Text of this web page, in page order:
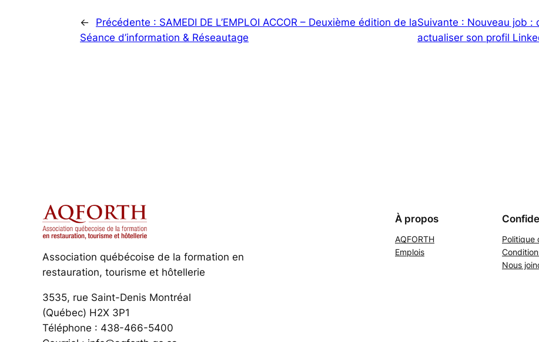
← Précédente : SAMEDI DE L’EMPLOI ACCOR – Deuxième édition de la
Séance d’information & Réseautage
Suivante : Nouveau job :
actualiser son profil
Association québécoise de la formation en
restauration, tourisme et hôtellerie
3535, rue Saint-Denis Montréal
(Québec) H2X 3P1
Téléphone : 438-466-5400
À propos
AQFORTH
Emplois
Politique
Nous